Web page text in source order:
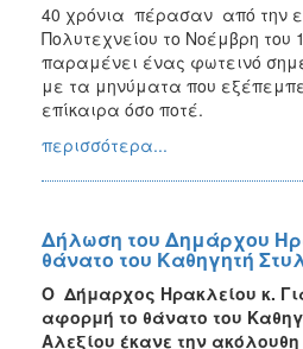
40 χρό­νια πέρασαν α­πό την
Πολυτεχνείου το Νο­έμ­βρη του
παραμένει ένας φωτεινό
με τα μηνύματα που
επίκαιρα όσο ποτέ.
περισσότερα...
Δήλωση του Δημάρχου
θάνατο του Καθηγητή
Ο Δήμαρχος Ηρακλείου κ.
αφορμή το θάνατο του
Αλεξίου έκανε την